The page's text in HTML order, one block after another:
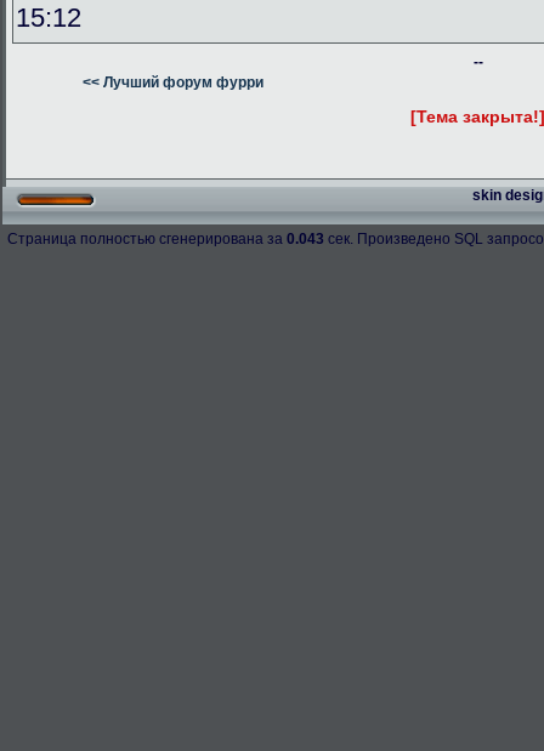
15:12
--
<< Лучший форум фурри
[Тема
skin
Страница полностью сгенерирована за 0.043 сек. Произведено SQL